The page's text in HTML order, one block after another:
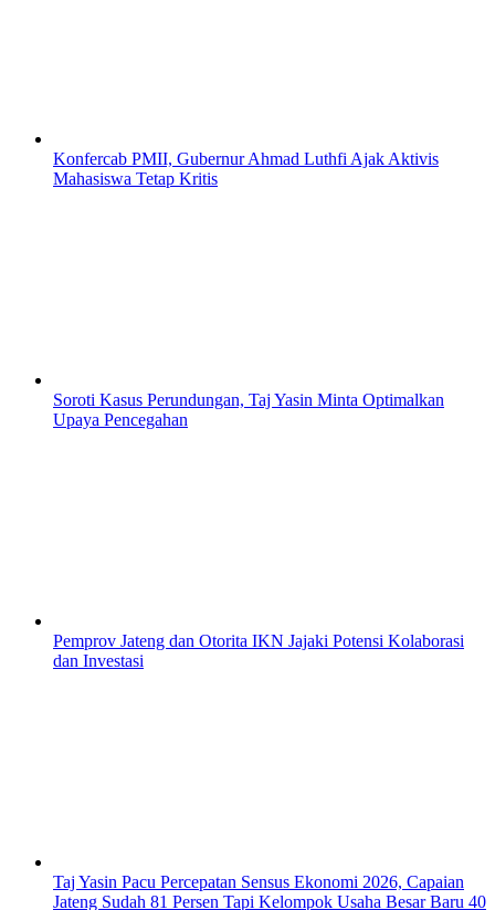
Konfercab PMII, Gubernur Ahmad Luthfi Ajak Aktivis
Mahasiswa Tetap Kritis
Soroti Kasus Perundungan, Taj Yasin Minta Optimalkan
Upaya Pencegahan
Pemprov Jateng dan Otorita IKN Jajaki Potensi Kolaborasi
dan Investasi
Taj Yasin Pacu Percepatan Sensus Ekonomi 2026, Capaian
Jateng Sudah 81 Persen Tapi Kelompok Usaha Besar Baru 40